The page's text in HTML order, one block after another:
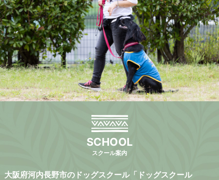
SCHOOL
スクール案内
大阪府河内長野市のドッグスクール「ドッグスクール